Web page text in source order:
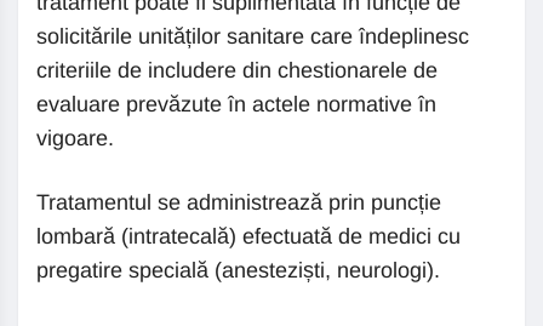
solicitările unităților sanitare care îndeplinesc
criteriile de includere din chestionarele de
evaluare prevăzute în actele normative în
vigoare.
Tratamentul se administrează prin puncție
lombară (intratecală) efectuată de medici cu
pregatire specială (anesteziști, neurologi).